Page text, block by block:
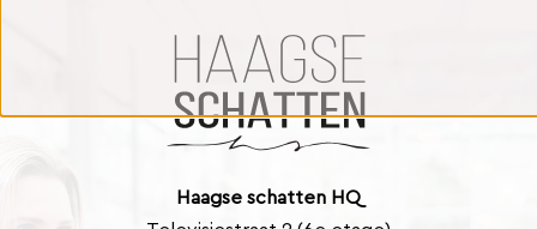
Haagse schatten HQ